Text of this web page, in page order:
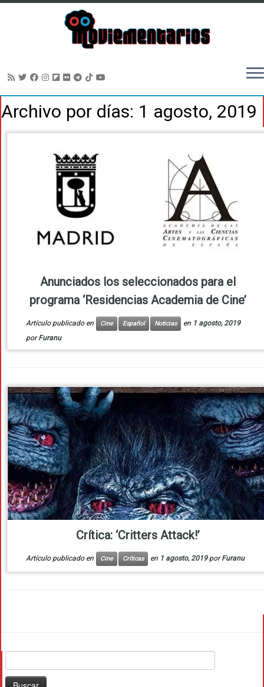
al
Archivo por días: 1 agosto, 2019
Anunciados los seleccionados para el
programa ‘Residencias Academia de Cine’
Artículo publicado en Cine Español Noticias en 1 agosto, 2019
porFuranu
Crítica: ‘Critters Attack!’
Artículo publicado en Cine Críticas en 1 agosto, 2019 porFuranu